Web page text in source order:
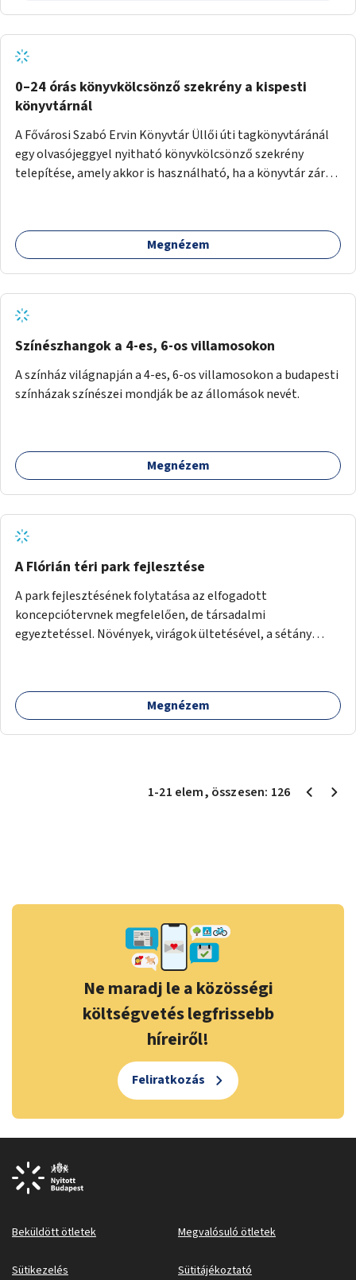
0–24 órás könyvkölcsönző szekrény a kispesti
könyvtárnál
A Fővárosi Szabó Ervin Könyvtár Üllői úti tagkönyvtáránál
egy olvasójeggyel nyitható könyvkölcsönző szekrény
telepítése, amely akkor is használható, ha a könyvtár zárva
Megnézem
Színészhangok a 4-es, 6-os villamosokon
A színház világnapján a 4-es, 6-os villamosokon a budapesti
színházak színészei mondják be az állomások nevét.
Megnézem
A Flórián téri park fejlesztése
A park fejlesztésének folytatása az elfogadott
koncepciótervnek megfelelően, de társadalmi
egyeztetéssel. Növények, virágok ültetésével, a sétány
Megnézem
1-21 elem, összesen: 126
Ne maradj le a közösségi
költségvetés legfrissebb
híreiről!
Feliratkozás
Beküldött ötletek Megvalósuló ötletek
Sütikezelés Sütitájékoztató